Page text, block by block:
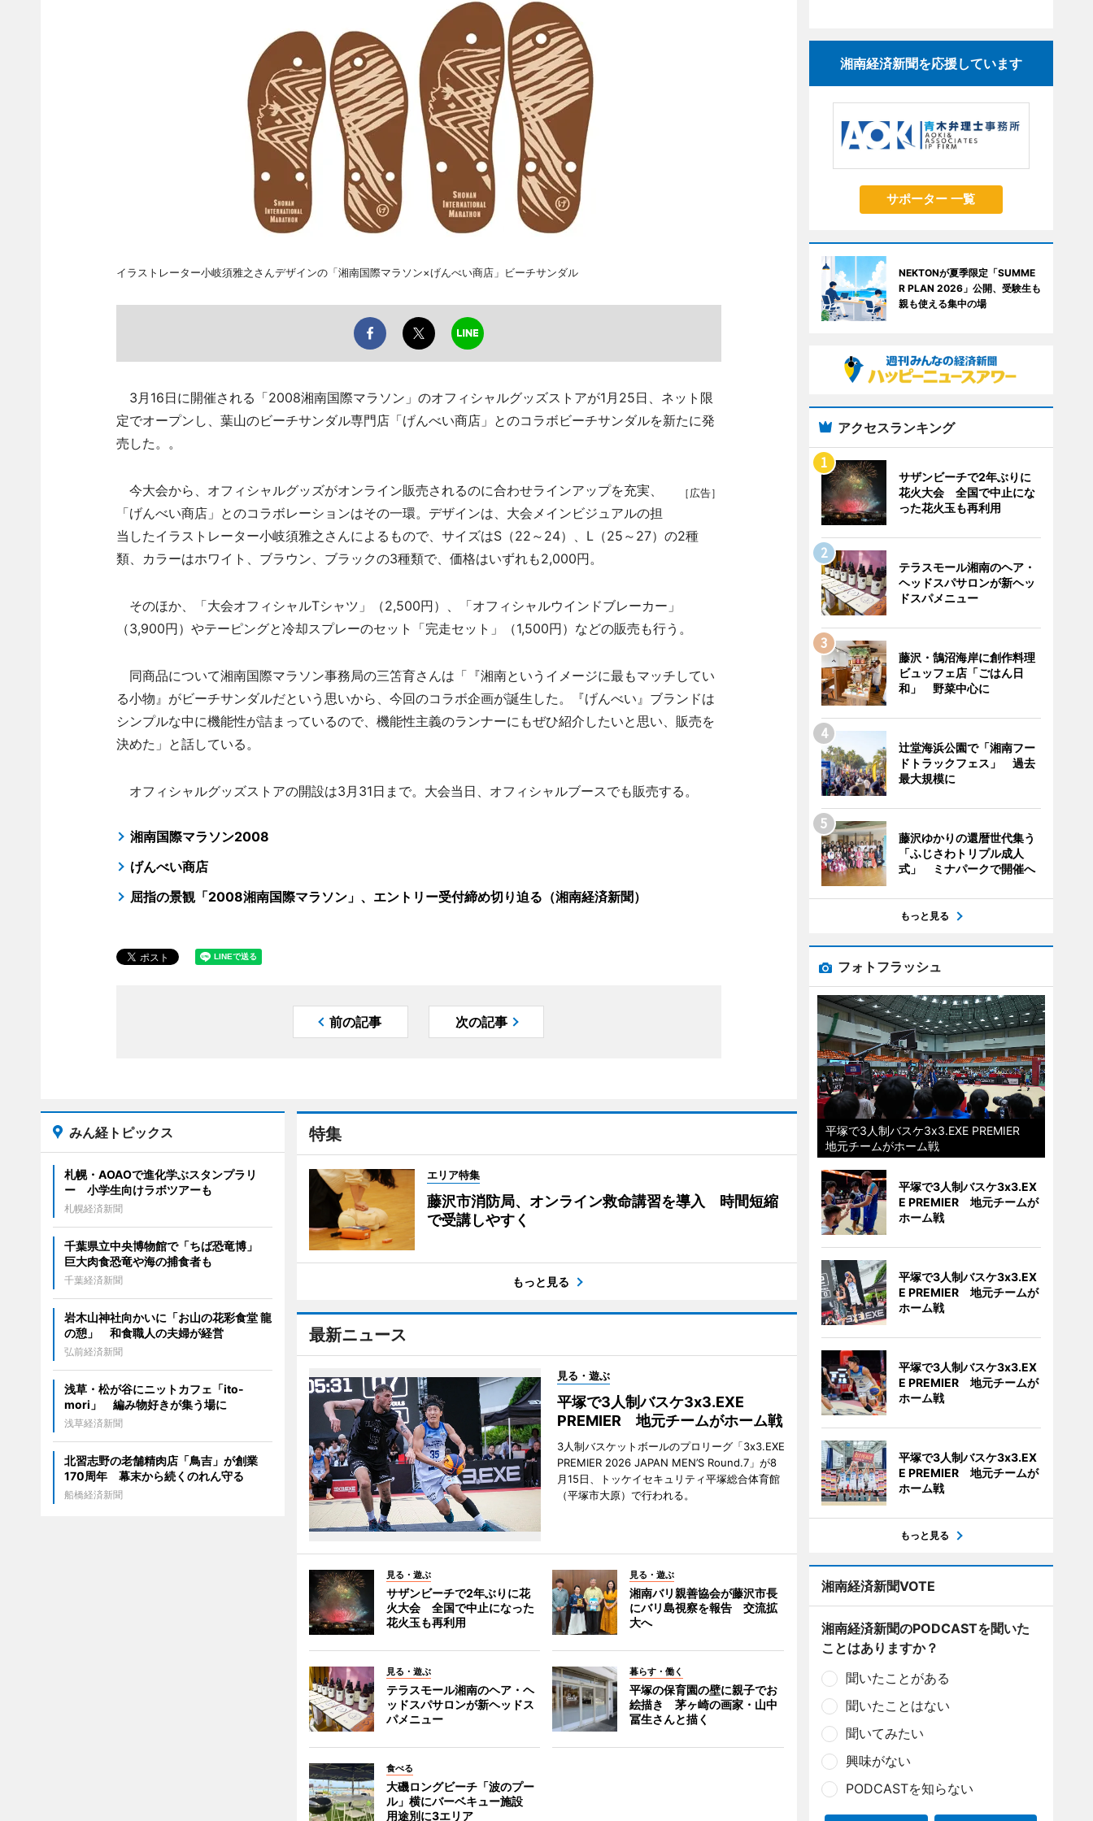
イラストレーター小岐須雅之さんデザインの「湘南国際マラソン×げんべい商店」ビーチサンダル
3月16日に開催される「2008湘南国際マラソン」のオフィシャルグッズストアが1月25日、ネット限
定でオープンし、葉山のビーチサンダル専門店「げんべい商店」とのコラボビーチサンダルを新たに発
売した。。
［広告］
今大会から、オフィシャルグッズがオンライン販売されるのに合わせラインアップを充実、
「げんべい商店」とのコラボレーションはその一環。デザインは、大会メインビジュアルの担
当したイラストレーター小岐須雅之さんによるもので、サイズはS（22～24）、L（25～27）の2種
類、カラーはホワイト、ブラウン、ブラックの3種類で、価格はいずれも2,000円。
そのほか、「大会オフィシャルTシャツ」（2,500円）、「オフィシャルウインドブレーカー」
（3,900円）やテーピングと冷却スプレーのセット「完走セット」（1,500円）などの販売も行う。
同商品について湘南国際マラソン事務局の三笘育さんは「『湘南というイメージに最もマッチしてい
る小物』がビーチサンダルだという思いから、今回のコラボ企画が誕生した。『げんべい』ブランドは
シンプルな中に機能性が詰まっているので、機能性主義のランナーにもぜひ紹介したいと思い、販売を
決めた」と話している。
オフィシャルグッズストアの開設は3月31日まで。大会当日、オフィシャルブースでも販売する。
湘南国際マラソン2008
げんべい商店
屈指の景観「2008湘南国際マラソン」、エントリー受付締め切り迫る（湘南経済新聞）
前の記事 次の記事
特集
エリア特集
藤沢市消防局、オンライン救命講習を導入 時間短縮
で受講しやすく
もっと見る
最新ニュース
見る・遊ぶ
平塚で3人制バスケ3x3.EXE
PREMIER 地元チームがホーム戦
3人制バスケットボールのプロリーグ「3x3.EXE
PREMIER 2026 JAPAN MEN’S Round.7」が8
月15日、トッケイセキュリティ平塚総合体育館
（平塚市大原）で行われる。
見る・遊ぶ
サザンビーチで2年ぶりに花
火大会 全国で中止になった
花火玉も再利用
見る・遊ぶ
湘南バリ親善協会が藤沢市長
にバリ島視察を報告 交流拡
大へ
見る・遊ぶ
テラスモール湘南のヘア・ヘ
ッドスパサロンが新ヘッドス
パメニュー
暮らす・働く
平塚の保育園の壁に親子でお
絵描き 茅ヶ崎の画家・山中
冨生さんと描く
食べる
大磯ロングビーチ「波のプー
ル」横にバーベキュー施設
用途別に3エリア
みん経トピックス
札幌・AOAOで進化学ぶスタンプラリ
ー 小学生向けラボツアーも
札幌経済新聞
千葉県立中央博物館で「ちば恐竜博」
巨大肉食恐竜や海の捕食者も
千葉経済新聞
岩木山神社向かいに「お山の花彩食堂 龍
の憩」 和食職人の夫婦が経営
弘前経済新聞
浅草・松が谷にニットカフェ「ito-
mori」 編み物好きが集う場に
浅草経済新聞
北習志野の老舗精肉店「鳥吉」が創業
170周年 幕末から続くのれん守る
船橋経済新聞
湘南経済新聞を応援しています
サポーター 一覧
NEKTONが夏季限定「SUMME
R PLAN 2026」公開、受験生も
親も使える集中の場
アクセスランキング
サザンビーチで2年ぶりに
花火大会 全国で中止にな
った花火玉も再利用
テラスモール湘南のヘア・
ヘッドスパサロンが新ヘッ
ドスパメニュー
藤沢・鵠沼海岸に創作料理
ビュッフェ店「ごはん日
和」 野菜中心に
辻堂海浜公園で「湘南フー
ドトラックフェス」 過去
最大規模に
藤沢ゆかりの還暦世代集う
「ふじさわトリプル成人
式」 ミナパークで開催へ
もっと見る
フォトフラッシュ
平塚で3人制バスケ3x3.EXE PREMIER
地元チームがホーム戦
平塚で3人制バスケ3x3.EX
E PREMIER 地元チームが
ホーム戦
平塚で3人制バスケ3x3.EX
E PREMIER 地元チームが
ホーム戦
平塚で3人制バスケ3x3.EX
E PREMIER 地元チームが
ホーム戦
平塚で3人制バスケ3x3.EX
E PREMIER 地元チームが
ホーム戦
もっと見る
湘南経済新聞VOTE
湘南経済新聞のPODCASTを聞いた
ことはありますか？
聞いたことがある
聞いたことはない
聞いてみたい
興味がない
PODCASTを知らない